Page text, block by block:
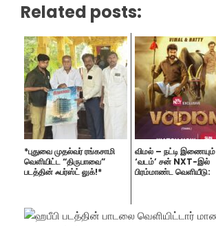
Related posts:
*புதுவை முதல்வர் ரங்கசாமி
வெளியிட்ட “திருபாவை”
படத்தின் ஃபர்ஸ்ட் லுக்!*
விமல் – நட்டி இணையும்
‘வடம்’ சன் NXT-இல்
பிரம்மாண்ட வெளியீடு: